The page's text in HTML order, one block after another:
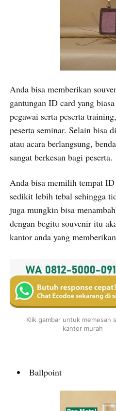
Anda bisa memberikan
gantungan ID card yang
pegawai serta peserta
peserta seminar. Selain bisa
atau acara berlangsung,
sangat berkesan bagi peserta.
Anda bisa memilih tempat ID
sedikit lebih tebal sehingga
juga mungkin bisa
dengan begitu souvenir itu
kantor anda yang
Klik gambar untuk memesan
kantor murah
Ballpoint